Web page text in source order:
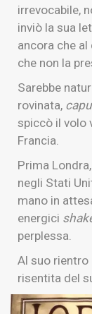
irrevocabile,
inviò la sua
ancora che
che non la
Sarebbe
rovinata,
spiccò il volo
Francia.
Prima
negli Stati
mano in
energici
perplessa.
Al suo rientro
risentita del